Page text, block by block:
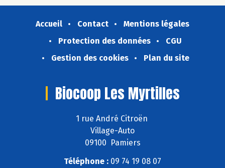
Accueil Contact
Mentions légales
Protection des données
CGU
Gestion des cookies
Plan du site
Biocoop Les Myrtilles
1 rue André Citroën
Village-Auto
09100 Pamiers
Téléphone : 09 74 19 08 07